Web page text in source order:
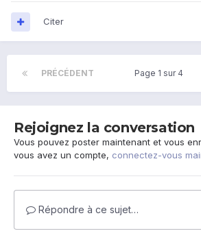
Citer
PRÉCÉDENT Page 1 sur 4
Rejoignez la conversation
Vous pouvez poster maintenant et vous
vous avez un compte, connectez-vous
Répondre à ce sujet…